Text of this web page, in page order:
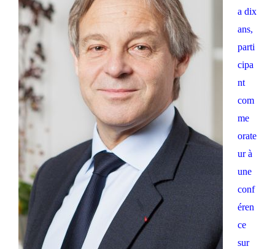
a dix
ans,
parti
cipa
nt
com
me
orate
ur à
une
conf
éren
ce
sur